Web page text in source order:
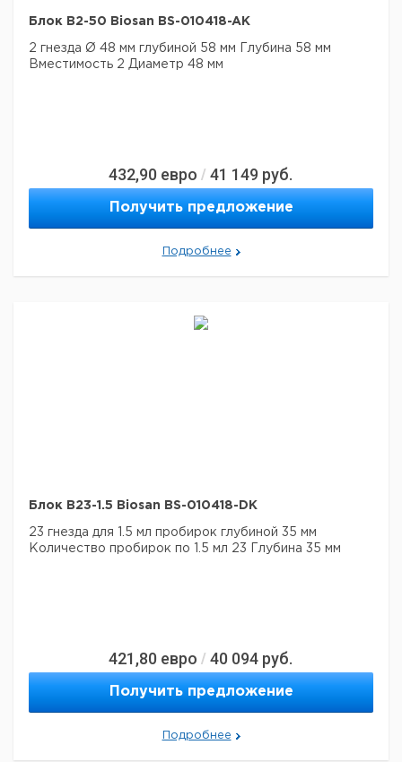
Блок B2-50 Biosan BS-010418-AK
2 гнезда Ø 48 мм глубиной 58 мм Глубина 58 мм
Вместимость 2 Диаметр 48 мм
432,90 евро / 41 149 руб.
Получить предложение
Подробнее
Блок B23-1.5 Biosan BS-010418-DK
23 гнезда для 1.5 мл пробирок глубиной 35 мм
Количество пробирок по 1.5 мл 23 Глубина 35 мм
421,80 евро / 40 094 руб.
Получить предложение
Подробнее